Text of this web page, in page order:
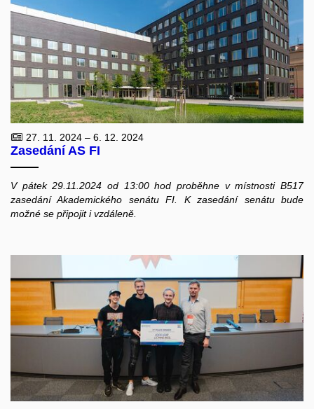
27. 11. 2024 – 6. 12. 2024
Zasedání AS FI
V pátek 29.11.2024 od 13:00 hod proběhne v místnosti B517
zasedání Akademického senátu FI. K zasedání senátu bude
možné se připojit i vzdáleně.